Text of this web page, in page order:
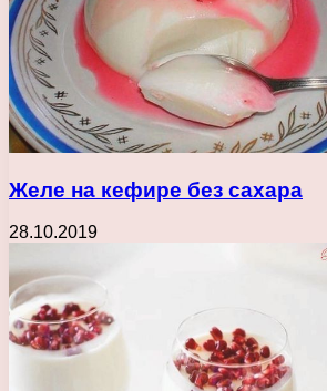
Желе на кефире без сахара
28.10.2019